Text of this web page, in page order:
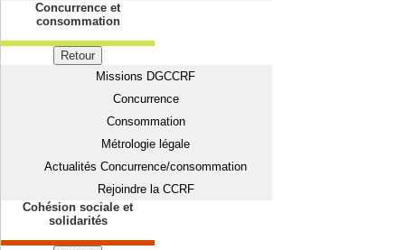
Concurrence et
consommation
Retour
Missions DGCCRF
Concurrence
Consommation
Métrologie légale
Actualités Concurrence/consommation
Rejoindre la CCRF
Cohésion sociale et
solidarités